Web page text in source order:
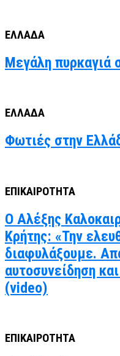
ΕΛΛΑΔΑ
Μεγάλη πυρκαγιά
ΕΛΛΑΔΑ
Φωτιές στην
ΕΠΙΚΑΙΡΟΤΗΤΑ
Ο Αλέξης
Κρήτης: «Την
διαφυλάξουμε.
αυτοσυνείδηση
(video)
ΕΠΙΚΑΙΡΟΤΗΤΑ